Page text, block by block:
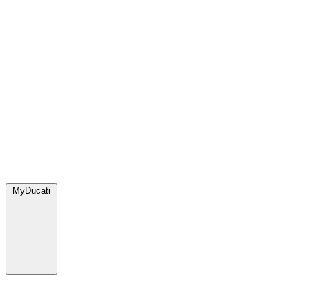
MyDucati